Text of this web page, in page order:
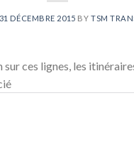
31 DÉCEMBRE 2015 BY TSM
ces lignes, les